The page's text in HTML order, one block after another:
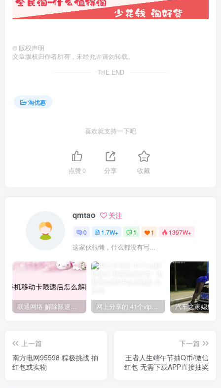
© 版权声明
文章版权归作者所有，未经允许请勿转载。
THE END
淘优惠
喜欢就支持一下吧
点赞0 分享 收藏
qmtao 关注
0 1.7W+ 1 1 1397W+
这家伙很懒，什么都没有写...
联通网络 解除限速方法参考！畅享、畅玩、老白干等及其它地区自测了 网上分享的 41个vip解析接口 有需要的拿去~ 免费看全网VIP会员视频
上一篇
南方电网95598 粽极挑战 抽
红包或实物
下一篇
王者人生端午节抽Q币/微信
红包 无需下载APP直接抽奖